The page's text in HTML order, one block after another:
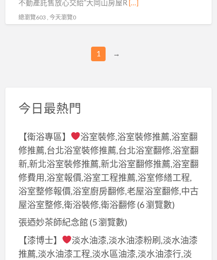
不動產託售放心交給”大岡山房屋R […]
總瀏覽603 , 今天瀏覽0
1 →
今日最熱門
【衛浴專區】
浴室裝修,浴室裝修推薦,浴室翻
修推薦,台北浴室裝修推薦,台北浴室翻修,浴室翻
新,新北浴室裝修推薦,新北浴室翻修推薦,浴室翻
修費用,浴室報價,浴室工程推薦,浴室修繕工程,
浴室整修報價,浴室廚房翻修,老屋浴室翻修,中古
屋浴室整修,衛浴裝修,衛浴翻修(6 瀏覽數)
張迺妙茶師紀念館 (5 瀏覽數)
【漆博士】
淡水油漆,淡水油漆粉刷,淡水油漆
推薦,淡水油漆工程,淡水區油漆,淡水油漆行,淡